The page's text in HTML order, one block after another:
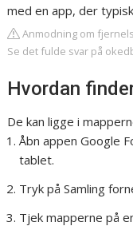
med en app, der
Anmodning om
Se det fulde svar på
Hvordan
De kan ligge i
Åbn appen Google
tablet.
Tryk på Samling
Tjek mapperne på